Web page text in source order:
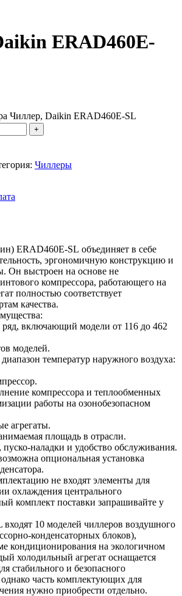
ERAD460E-
Чиллер, Daikin ERAD460E-SL
Чиллеры
ERAD460E-SL объединяет в себе
эргономичную конструкцию и
Он выстроен на основе не
компрессора, работающего на
полностью соответствует
качества.
включающий модели от 116 до 462
моделей.
температур наружного воздуха:
компрессора и теплообменных
работы на озонобезопасном
агрегаты.
площадь в отрасли.
наладки и удобство обслуживания.
опциональная установка
не входят элементы для
охлаждения центрального
комплект поставки запрашивайте у
10 моделей чиллеров воздушного
конденсаторных блоков),
кондиционирования на экологичном
холодильный агрегат оснащается
стабильного и безопасного
часть комплектующих для
нужно приобрести отдельно.